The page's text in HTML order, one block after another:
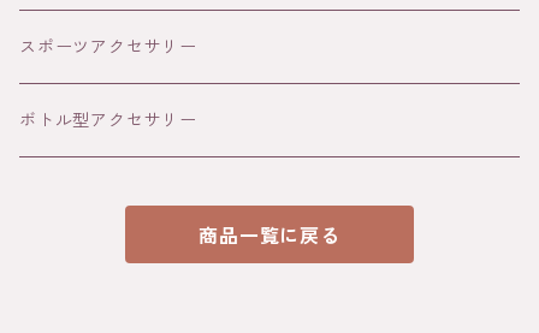
文字
写真
文字
スポーツアクセサリー
ボトル型アクセサリー
商品一覧に戻る